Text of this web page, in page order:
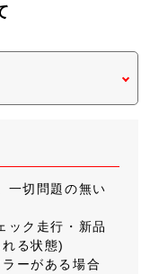
一切問題の無い
ック走行・新品
る状態)
ーがある場合